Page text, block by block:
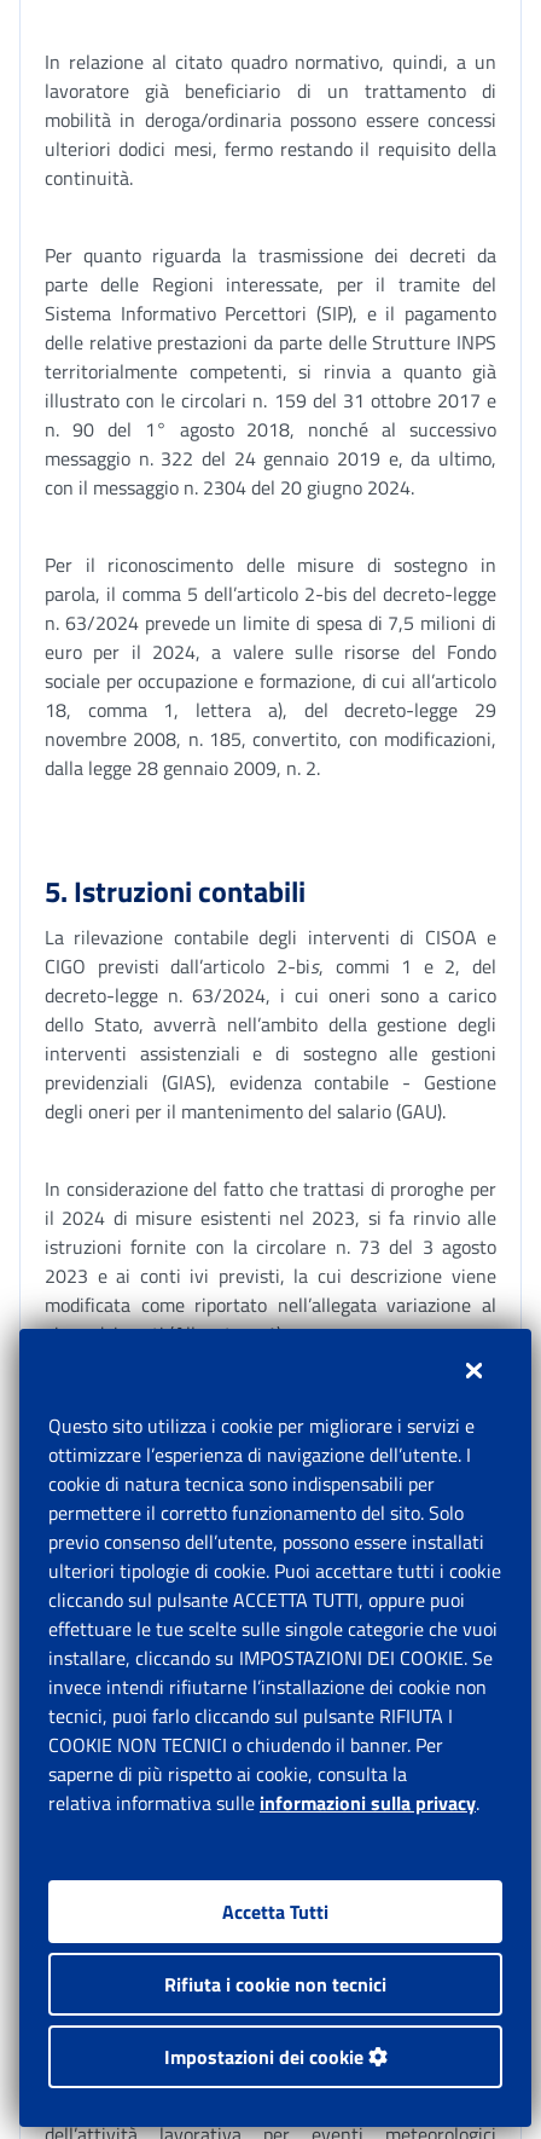
In relazione al citato quadro normativo, quindi, a un
lavoratore già beneficiario di un trattamento di
mobilità in deroga/ordinaria possono essere concessi
ulteriori dodici mesi, fermo restando il requisito della
continuità.
Per quanto riguarda la trasmissione dei decreti da
parte delle Regioni interessate, per il tramite del
Sistema Informativo Percettori (SIP), e il pagamento
delle relative prestazioni da parte delle Strutture INPS
territorialmente competenti, si rinvia a quanto già
illustrato con le circolari n. 159 del 31 ottobre 2017 e
n. 90 del 1° agosto 2018, nonché al successivo
messaggio n. 322 del 24 gennaio 2019 e, da ultimo,
con il messaggio n. 2304 del 20 giugno 2024.
Per il riconoscimento delle misure di sostegno in
parola, il comma 5 dell’articolo 2-bis del decreto-legge
n. 63/2024 prevede un limite di spesa di 7,5 milioni di
euro per il 2024, a valere sulle risorse del Fondo
sociale per occupazione e formazione, di cui all’articolo
18, comma 1, lettera a), del decreto-legge 29
novembre 2008, n. 185, convertito, con modificazioni,
dalla legge 28 gennaio 2009, n. 2.
5. Istruzioni contabili
La rilevazione contabile degli interventi di CISOA e
CIGO previsti dall’articolo 2-bis, commi 1 e 2, del
decreto-legge n. 63/2024, i cui oneri sono a carico
dello Stato, avverrà nell’ambito della gestione degli
interventi assistenziali e di sostegno alle gestioni
previdenziali (GIAS), evidenza contabile - Gestione
degli oneri per il mantenimento del salario (GAU).
In considerazione del fatto che trattasi di proroghe per
il 2024 di misure esistenti nel 2023, si fa rinvio alle
istruzioni fornite con la circolare n. 73 del 3 agosto
2023 e ai conti ivi previsti, la cui descrizione viene
modificata come riportato nell’allegata variazione al
piano dei conti (Allegato n. 1).
Relativamente alla misura descritta nel precedente
paragrafo 4, si fa rinvio alle istruzioni contabili
contenute nel messaggio n. 2304/2024. Al riguardo, si
riportano nell’allegata variazione al piano dei conti, le
integrazioni riferite ai conti in uso aggiornati nella
normativa di riferimento di cui all’articolo 2-bis,
comma 5, del decreto-legge n. 63/2024 (Allegato n. 2).
Il Direttore
Generale
Valeria
Vittimberga
[1]Data di entrata in vigore della legge di conversione
Questo sito utilizza i cookie per migliorare i servizi e
ottimizzare l’esperienza di navigazione dell’utente. I
cookie di natura tecnica sono indispensabili per
permettere il corretto funzionamento del sito. Solo
previo consenso dell’utente, possono essere installati
ulteriori tipologie di cookie. Puoi accettare tutti i cookie
cliccando sul pulsante ACCETTA TUTTI, oppure puoi
effettuare le tue scelte sulle singole categorie che vuoi
installare, cliccando su IMPOSTAZIONI DEI COOKIE. Se
invece intendi rifiutarne l’installazione dei cookie non
tecnici, puoi farlo cliccando sul pulsante RIFIUTA I
COOKIE NON TECNICI o chiudendo il banner. Per
saperne di più rispetto ai cookie, consulta la
relativa informativa sulle informazioni sulla privacy.
Accetta Tutti
Rifiuta i cookie non tecnici
Impostazioni dei cookie